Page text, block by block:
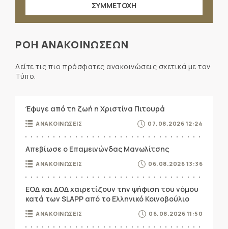
ΣΥΜΜΕΤΟΧΗ
ΡΟΗ ΑΝΑΚΟΙΝΩΣΕΩΝ
Δείτε τις πιο πρόσφατες ανακοινώσεις σχετικά με τον
Τύπο.
Έφυγε από τη ζωή η Χριστίνα Πιτουρά
ΑΝΑΚΟΙΝΩΣΕΙΣ 07.08.2026 12:24
Απεβίωσε ο Επαμεινώνδας Μανωλίτσης
ΑΝΑΚΟΙΝΩΣΕΙΣ 06.08.2026 13:36
ΕΟΔ και ΔΟΔ χαιρετίζουν την ψήφιση του νόμου
κατά των SLAPP από το Ελληνικό Κοινοβούλιο
ΑΝΑΚΟΙΝΩΣΕΙΣ 06.08.2026 11:50